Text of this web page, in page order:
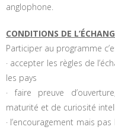
anglophone.
CONDITIONS DE
Participer au programme
· accepter les règles de
les pays
· faire preuve
maturité et de curiosité
· l’encouragement mais